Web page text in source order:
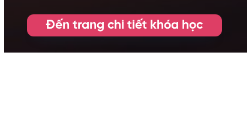
Đến trang chi tiết khóa học